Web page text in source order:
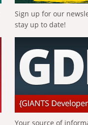
Sign up for our
stay up to date!
Your source of